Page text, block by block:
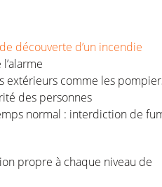
découverte d’un incendie
extérieurs comme les
des personnes
normal : interdiction de
propre à chaque niveau de